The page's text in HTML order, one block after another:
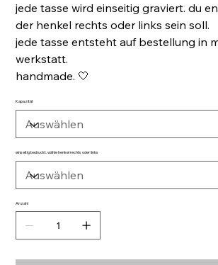
jede tasse wird einseitig graviert. du
der henkel rechts oder links sein soll.
jede tasse entsteht auf bestellung in
werkstatt.
handmade. 🤍
Kapazität
einseitig bedruckt. wähle henkel rechts oder links
Anzahl